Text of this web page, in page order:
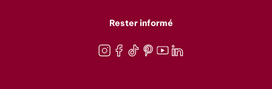
Rester informé